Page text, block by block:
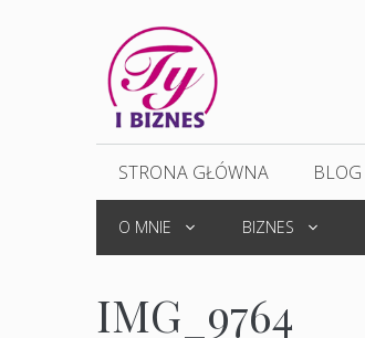
STRONA GŁÓWNA BLOG
O MNIE BIZNES
IMG_9764